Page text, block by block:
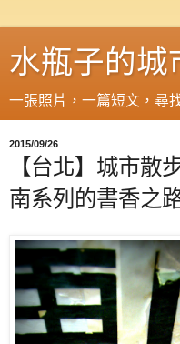
水瓶子的城
一張照片，一篇短文，尋
2015/09/26
【台北】城市散
南系列的書香之